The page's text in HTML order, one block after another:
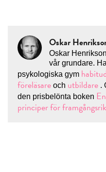
Oskar
Oskar
vår grundare.
psykologiska gym
föreläsare och utbildare .
den prisbelönta boken
principer för